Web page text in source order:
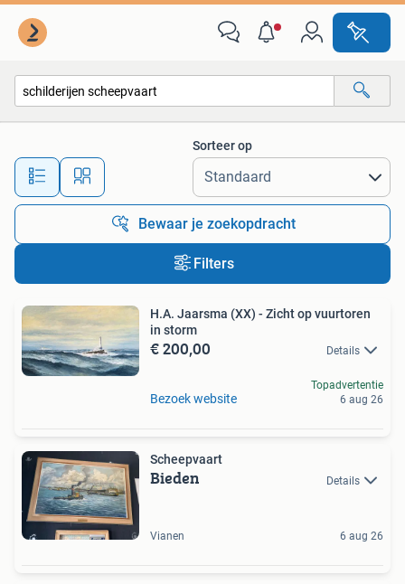
Alle afstanden…
Sorteer op
Bewaar je zoekopdracht
Filters
H.A. Jaarsma (XX) - Zicht op vuurtoren
in storm
€ 200,00 Details
Bezoek website
Topadvertentie
6 aug 26
Scheepvaart
Bieden Details
Vianen 6 aug 26